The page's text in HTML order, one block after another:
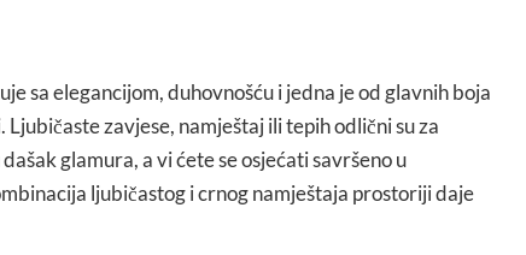
sa elegancijom, duhovnošću i jedna je od glavnih boja
zavjese, namještaj ili tepih odlični su za
glamura, a vi ćete se osjećati savršeno u
ljubičastog i crnog namještaja prostoriji daje